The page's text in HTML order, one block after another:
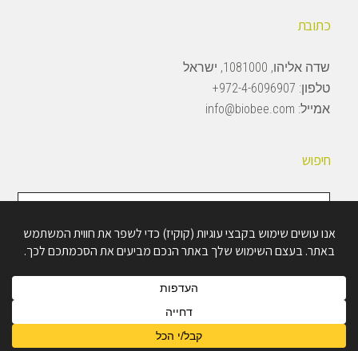
כתובת
שדה אליהו, 1081000, ישראל
טלפון: 972-4-6096907+
אמייל: info@biobee.com
חיפוש
חיפוש